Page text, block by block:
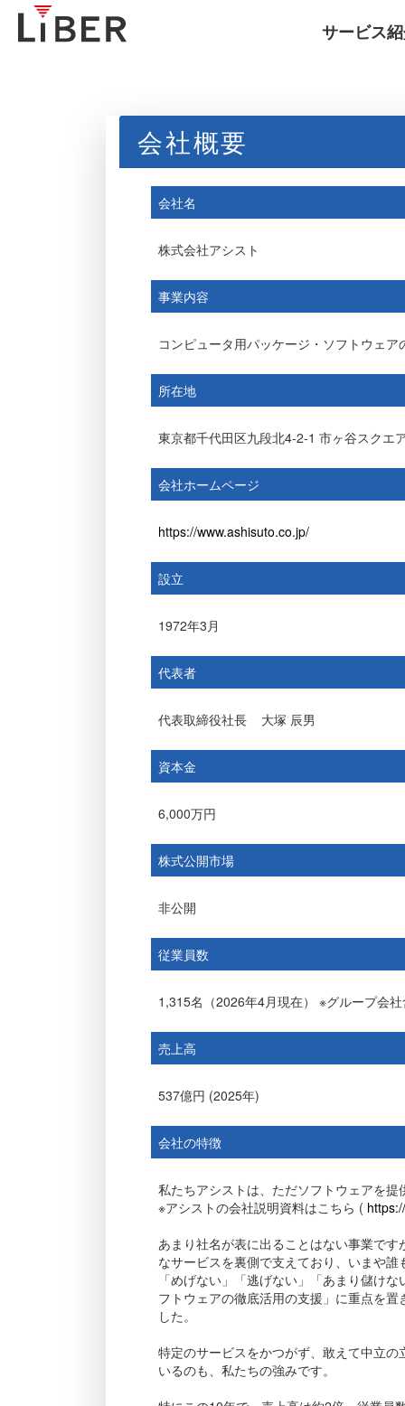
サービス
会社概要
会社名
株式会社アシスト
事業内容
コンピュータ用パッケージ・ソフトウェ
所在地
東京都千代田区九段北4-2-1 市ヶ谷スクエ
会社ホームページ
https://www.ashisuto.co.jp/
設立
1972年3月
代表者
代表取締役社長 大塚 辰男
資本金
6,000万円
株式公開市場
非公開
従業員数
1,315名（2026年4月現在） ※グループ会
売上高
537億円 (2025年)
会社の特徴
私たちアシストは、ただソフトウェアを
※アシストの会社説明資料はこちら (
あまり社名が表に出ることはない事業で
なサービスを裏側で支えており、いまや
「めげない」「逃げない」「あまり儲け
フトウェアの徹底活用の支援」に重点を
した。
特定のサービスをかつがず、敢えて中立
いるのも、私たちの強みです。